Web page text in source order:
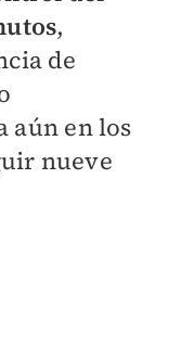
,
de
aún en los
nueve